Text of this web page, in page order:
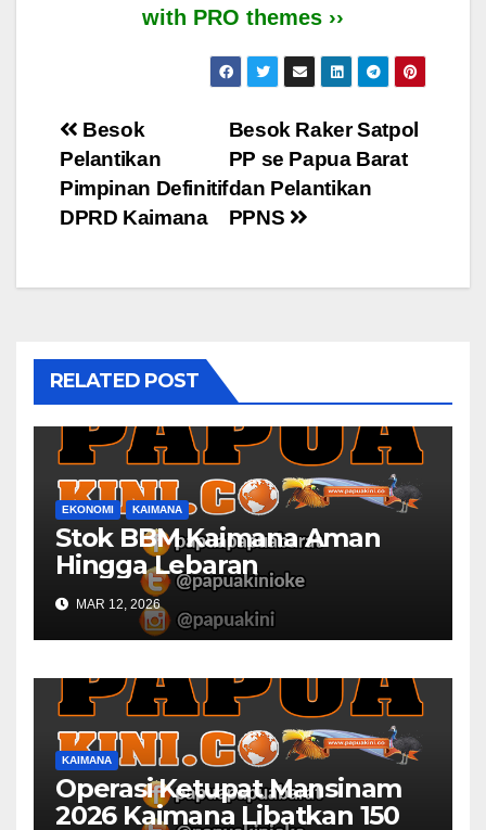
with PRO themes ››
Post
navigation
Besok Raker Satpol
PP se Papua Barat
dan Pelantikan
PPNS
Besok
Pelantikan
Pimpinan Definitif
DPRD Kaimana
RELATED POST
EKONOMI KAIMANA
Stok BBM Kaimana Aman
Hingga Lebaran
MAR 12, 2026
KAIMANA
Operasi Ketupat Mansinam
2026 Kaimana Libatkan 150